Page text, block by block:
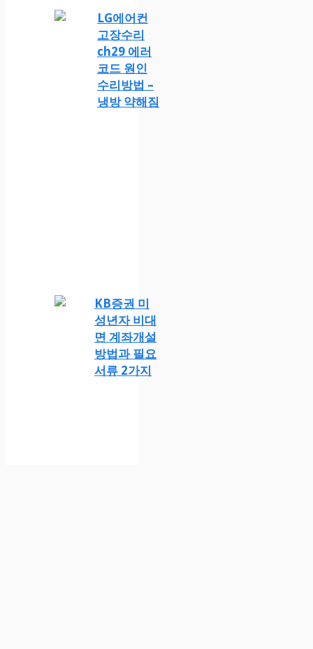
LG에어컨
고장수리
ch29 에러
코드 원인
수리방법 –
냉방 약해짐
KB증권 미
성년자 비대
면 계좌개설
방법과 필요
서류 2가지